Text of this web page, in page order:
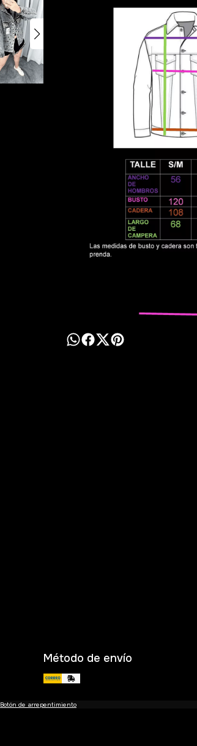
Método de envío
Botón de arrepentimiento